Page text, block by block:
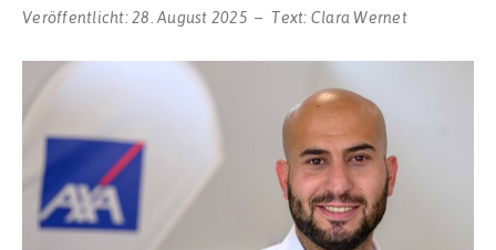
Veröffentlicht:28. August 2025 Text: Clara Wernet